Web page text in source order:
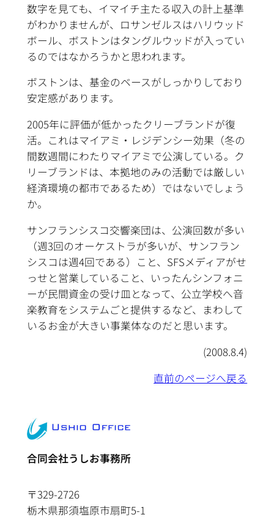
数字を見ても、イマイチ主たる収入の計上基準
がわかりませんが、ロサンゼルスはハリウッド
ボール、ボストンはタングルウッドが入ってい
るのではなかろうかと思われます。
ボストンは、基金のベースがしっかりしており
安定感があります。
2005年に評価が低かったクリーブランドが復
活。これはマイアミ・レジデンシー効果（冬の
間数週間にわたりマイアミで公演している。ク
リーブランドは、本拠地のみの活動では厳しい
経済環境の都市であるため）ではないでしょう
か。
サンフランシスコ交響楽団は、公演回数が多い
（週3回のオーケストラが多いが、サンフラン
シスコは週4回である）こと、SFSメディアがせ
っせと営業していること、いったんシンフォニ
ーが民間資金の受け皿となって、公立学校へ音
楽教育をシステムごと提供するなど、まわして
いるお金が大きい事業体なのだと思います。
(2008.8.4)
直前のページへ戻る
合同会社うしお事務所
〒329-2726
栃木県那須塩原市扇町5-1